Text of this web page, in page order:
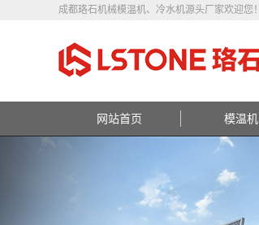
成都珞石机械模温机、冷水机源头厂家欢迎您！
网站首页 模温机